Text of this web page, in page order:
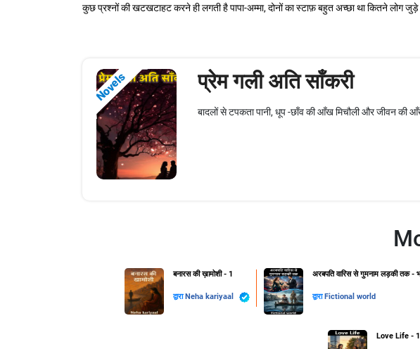
कुछ प्रश्नों की खटखटाहट करने ही लगती है पापा-अम्मा, दोनों का स्टाफ़ बहुत अच्छा था कितने लोग
Novels प्रेम गली अति साँकरी
बादलों से टपकता पानी, धूप -छाँव की आँख मिचौली और जीवन की
बनारस की ख़ामोशी - 1
द्वारा Neha kariyaal
अरबपति वारिस से गुमनाम लड़की तक -
द्वारा Fictional world
Love Life - 1